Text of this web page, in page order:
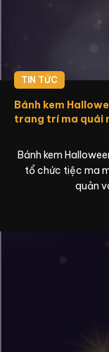
TIN TỨC
Bánh kem
trang trí ma quái
Bánh kem
tổ chức tiệc ma
quản